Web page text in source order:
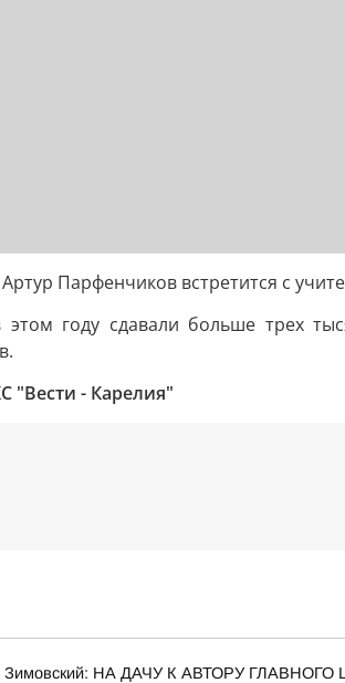
Парфенчиков встретится с
этом году сдавали больше трех
"Вести - Карелия"
Зимовский: НА ДАЧУ К АВТОРУ